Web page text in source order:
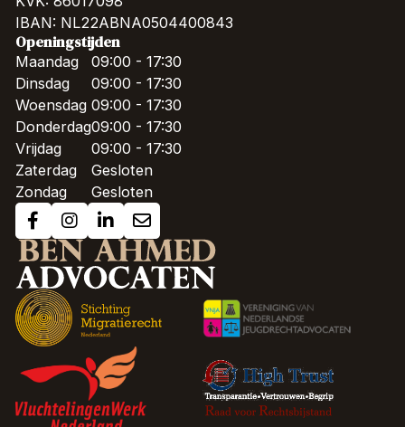
IBAN: NL22ABNA0504400843
Openingstijden
Maandag
Dinsdag
Woensdag
Donderdag
Vrijdag
Zaterdag
Zondag
09:00 - 17:30
09:00 - 17:30
09:00 - 17:30
09:00 - 17:30
09:00 - 17:30
Gesloten
Gesloten